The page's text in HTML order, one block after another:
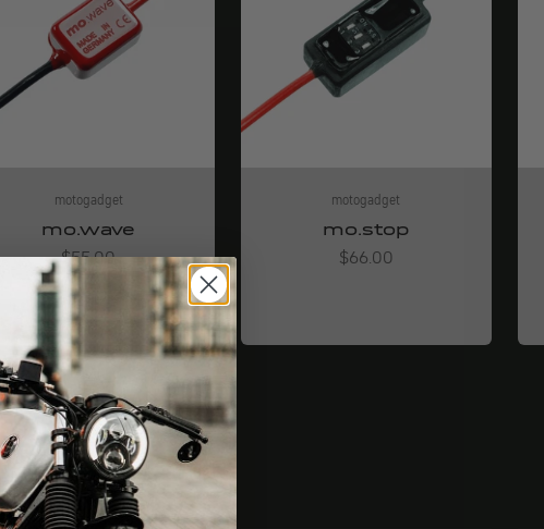
motogadget
mo.wave
Angebot
$55.00
motogadget
mo.stop
Angebot
$66.00